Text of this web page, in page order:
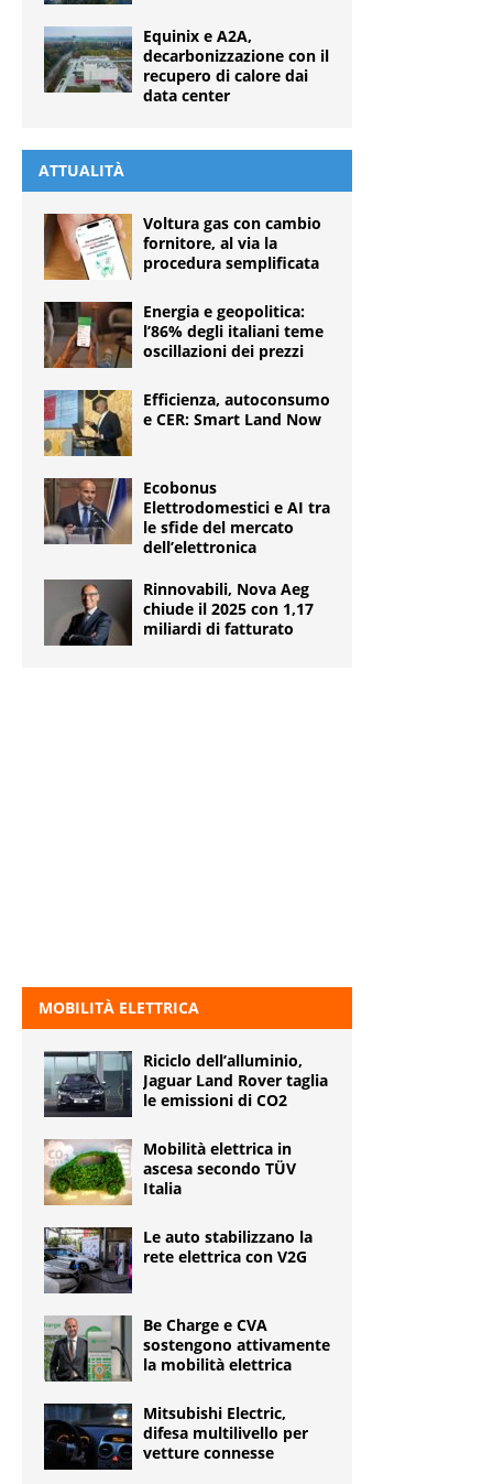
Equinix e A2A,
decarbonizzazione con il
recupero di calore dai
data center
ATTUALITÀ
Voltura gas con cambio
fornitore, al via la
procedura semplificata
Energia e geopolitica:
l’86% degli italiani teme
oscillazioni dei prezzi
Efficienza, autoconsumo
e CER: Smart Land Now
Ecobonus
Elettrodomestici e AI tra
le sfide del mercato
dell’elettronica
Rinnovabili, Nova Aeg
chiude il 2025 con 1,17
miliardi di fatturato
MOBILITÀ ELETTRICA
Riciclo dell’alluminio,
Jaguar Land Rover taglia
le emissioni di CO2
Mobilità elettrica in
ascesa secondo TÜV
Italia
Le auto stabilizzano la
rete elettrica con V2G
Be Charge e CVA
sostengono attivamente
la mobilità elettrica
Mitsubishi Electric,
difesa multilivello per
vetture connesse